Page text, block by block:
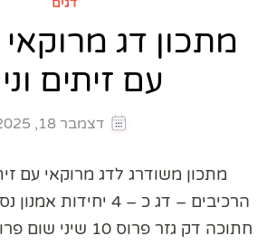
דגים
מתכון דג
עם זיתים
דצמבר 18, 2025
מתכון משודרג לדג מרוקאי עם
הרכיבים – דג כ – 4
חתוכה דק גזר פרוס